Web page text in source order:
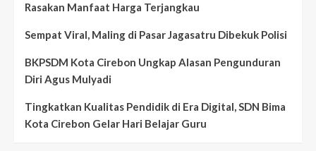
Rasakan Manfaat Harga Terjangkau
Sempat Viral, Maling di Pasar Jagasatru Dibekuk Polisi
BKPSDM Kota Cirebon Ungkap Alasan Pengunduran
Diri Agus Mulyadi
Tingkatkan Kualitas Pendidik di Era Digital, SDN Bima
Kota Cirebon Gelar Hari Belajar Guru